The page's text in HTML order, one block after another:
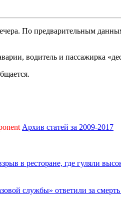
По предварительным
водитель и пассажирка
Архив статей за 2009-2017
в ресторане, где гуляли
службы» ответили за